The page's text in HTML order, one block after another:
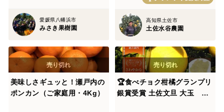
愛媛県八幡浜市
みさき果樹園
高知県土佐市
土佐水谷農園
美味しさギュッと！瀬戸内の
ポンカン（ご家庭用・4Kg）
🏆食べチョク柑橘グランプリ
銀賞受賞 土佐文旦 大玉 A